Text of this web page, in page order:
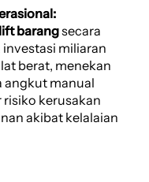
barangsecara
miliaran
berat, menekan
angkut manual
kerusakan
akibat kelalaian